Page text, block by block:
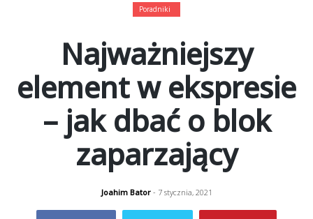
Poradniki
Najważniejszy
element w ekspresie
– jak dbać o blok
zaparzający
Joahim Bator- 7 stycznia, 2021